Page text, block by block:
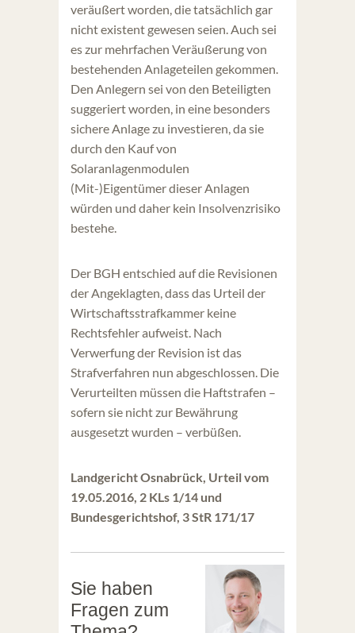
veräußert worden, die tatsächlich gar
nicht existent gewesen seien. Auch sei
es zur mehrfachen Veräußerung von
bestehenden Anlageteilen gekommen.
Den Anlegern sei von den Beteiligten
suggeriert worden, in eine besonders
sichere Anlage zu investieren, da sie
durch den Kauf von
Solaranlagenmodulen
(Mit-)Eigentümer dieser Anlagen
würden und daher kein Insolvenzrisiko
bestehe.
Der BGH entschied auf die Revisionen
der Angeklagten, dass das Urteil der
Wirtschaftsstrafkammer keine
Rechtsfehler aufweist. Nach
Verwerfung der Revision ist das
Strafverfahren nun abgeschlossen. Die
Verurteilten müssen die Haftstrafen –
sofern sie nicht zur Bewährung
ausgesetzt wurden – verbüßen.
Landgericht Osnabrück, Urteil vom
19.05.2016, 2 KLs 1/14 und
Bundesgerichtshof, 3 StR 171/17
Sie haben
Fragen zum